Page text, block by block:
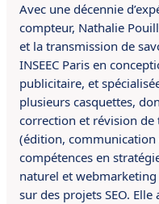
Avec une décennie
compteur, Nathalie
et la transmission de
INSEEC Paris en
publicitaire, et
plusieurs casquettes,
correction et révision de
(édition, communication
compétences en
naturel et
sur des projets SEO. Elle